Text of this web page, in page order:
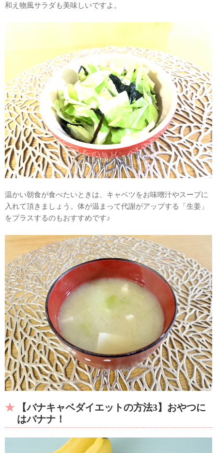
和え物風サラダも美味しいですよ。
温かい朝食が食べたいときは、キャベツをお味噌汁やスープに
入れて頂きましょう。体が温まって代謝がアップする「生姜」
をプラスするのもおすすめです♪
【バナキャベダイエットの方法3】おやつに
はバナナ！